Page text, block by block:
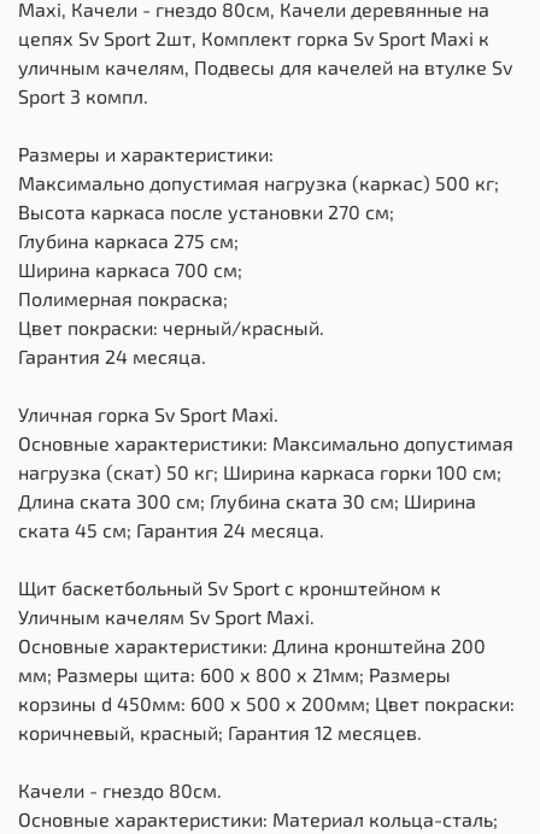
Maхi, Качели - гнездо 80см, Качели деревянные на
цепях Sv Sport 2шт, Комплект горка Sv Sport Махi к
уличным качелям, Подвесы для качелей на втулке Sv
Sport 3 компл.
Размеры и характеристики:
Максимально допустимая нагрузка (каркас) 500 кг;
Высота каркаса после установки 270 см;
Глубина каркаса 275 см;
Ширина каркаса 700 см;
Полимерная покраска;
Цвет покраски: черный/красный.
Гарантия 24 месяца.
Уличная горка Sv Sport Maxi.
Основные характеристики: Максимально допустимая
нагрузка (скат) 50 кг; Ширина каркаса горки 100 см;
Длина ската 300 см; Глубина ската 30 см; Ширина
ската 45 см; Гарантия 24 месяца.
Щит баскетбольный Sv Sport c кронштейном к
Уличным качелям Sv Sport Maхi.
Основные характеристики: Длина кронштейна 200
мм; Размеры щита: 600 х 800 х 21мм; Размеры
корзины d 450мм: 600 х 500 х 200мм; Цвет покраски:
коричневый, красный; Гарантия 12 месяцев.
Качели - гнездо 80см.
Основные характеристики: Материал кольца-сталь;